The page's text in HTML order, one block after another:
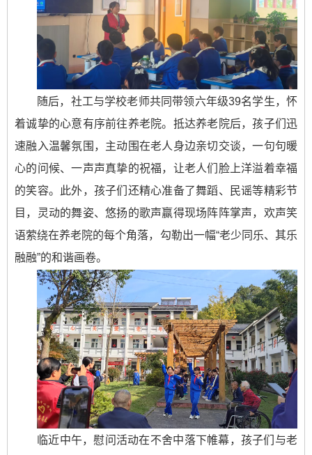
随后，社工与学校老师共同带领六年级39名学生，怀
着诚挚的心意有序前往养老院。抵达养老院后，孩子们迅
速融入温馨氛围，主动围在老人身边亲切交谈，一句句暖
心的问候、一声声真挚的祝福，让老人们脸上洋溢着幸福
的笑容。此外，孩子们还精心准备了舞蹈、民谣等精彩节
目，灵动的舞姿、悠扬的歌声赢得现场阵阵掌声，欢声笑
语萦绕在养老院的每个角落，勾勒出一幅“老少同乐、其乐
融融”的和谐画卷。
临近中午，慰问活动在不舍中落下帷幕，孩子们与老